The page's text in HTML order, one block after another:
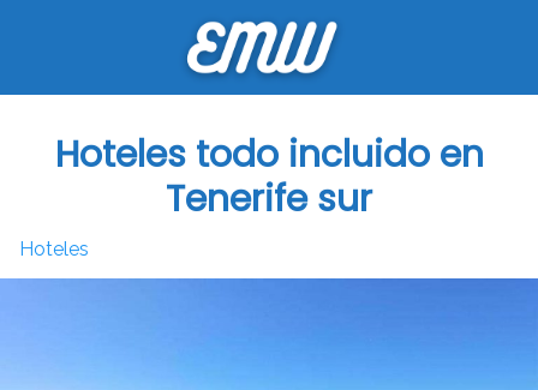
Hoteles todo incluido en
Tenerife sur
Hoteles